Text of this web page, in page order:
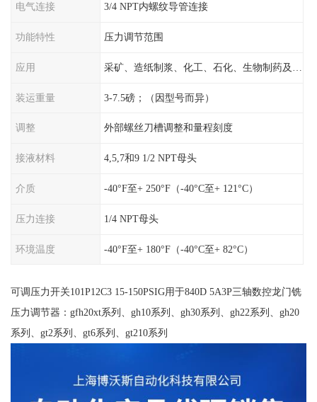
电气连接 3/4 NPT内螺纹导管连接
功能特性 压力调节范围
应用
装运重量 3-7.5磅；（因型号而异）
调整 外部螺丝刀槽调整和量程刻度
接液材料 4,5,7和9 1/2 NPT母头
介质 -40°F至+ 250°F（-40°C至+ 121°C）
压力连接 1/4 NPT母头
环境温度 -40°F至+ 180°F（-40°C至+ 82°C）
可调压力开关101P12C3 15-150PSIG用于840D 5A3P三轴数控龙门铣
压力调节器：gfh20xt系列、gh10系列、gh30系列、gh22系列、gh20
系列、gt2系列、gt6系列、gt210系列